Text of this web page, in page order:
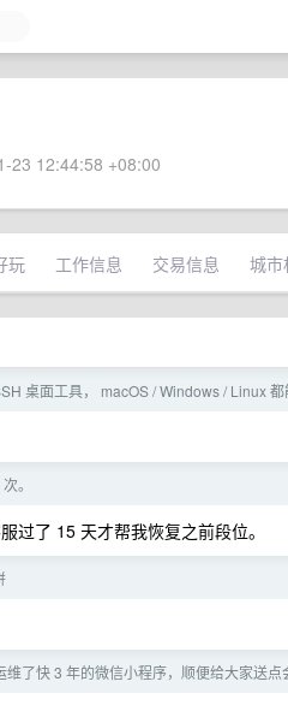
23 12:44:58 +08:00
玩 工作信息 交易信息 城市
桌面工具， macOS / Windows / Linux
。
过了 15 天才帮我恢复之前段位。
维了快 3 年的微信小程序，顺便给大家送点